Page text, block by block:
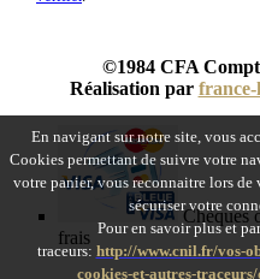
En navigant sur notre site, vous
Cookies permettant de suivre votre
votre panier, vous reconnaitre lors
sécuriser votre
Pour en savoir plus et
traceurs: http://www.cnil.fr/vos-
cookies-et-autres-
©1984 CFA
Réalisation par france-
Chèques
frais